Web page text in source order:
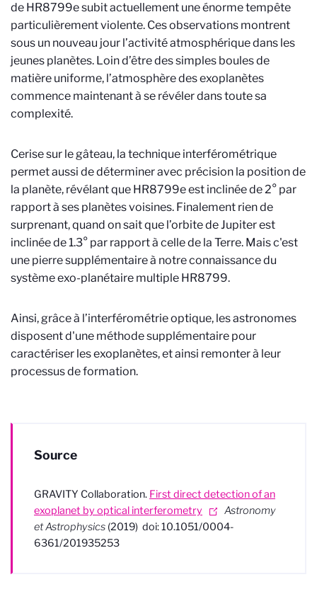
de HR8799e subit actuellement une énorme tempête
particulièrement violente. Ces observations montrent
sous un nouveau jour l’activité atmosphérique dans les
jeunes planètes. Loin d’être des simples boules de
matière uniforme, l’atmosphère des exoplanètes
commence maintenant à se révéler dans toute sa
complexité.
Cerise sur le gâteau, la technique interférométrique
permet aussi de déterminer avec précision la position de
la planète, révélant que HR8799e est inclinée de 2° par
rapport à ses planètes voisines. Finalement rien de
surprenant, quand on sait que l’orbite de Jupiter est
inclinée de 1.3° par rapport à celle de la Terre. Mais c'est
une pierre supplémentaire à notre connaissance du
système exo-planétaire multiple HR8799.
Ainsi, grâce à l’interférométrie optique, les astronomes
disposent d'une méthode supplémentaire pour
caractériser les exoplanètes, et ainsi remonter à leur
processus de formation.
Source
GRAVITY Collaboration. First direct detection of an
exoplanet by optical interferometry
Astronomy
et Astrophysics (2019) doi: 10.1051/0004-
6361/201935253